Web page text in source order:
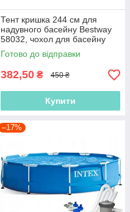
Тент кришка 244 см для
надувного басейну Bestway
58032, чохол для басейну
Готово до відправки
382,50 ₴ 450 ₴
Купити
–17%